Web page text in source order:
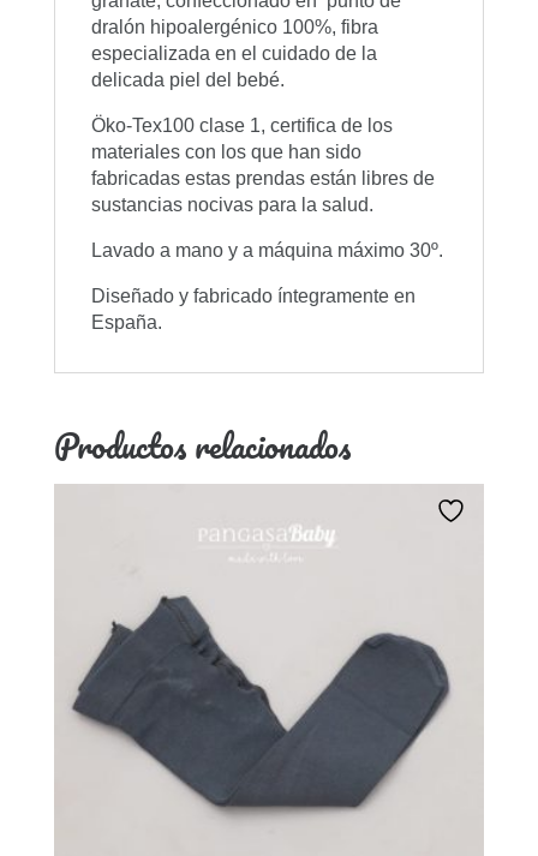
dralón hipoalergénico 100%, fibra
especializada en el cuidado de la
delicada piel del bebé.
Öko-Tex100 clase 1, certifica de los
materiales con los que han sido
fabricadas estas prendas están libres de
sustancias nocivas para la salud.
Lavado a mano y a máquina máximo 30º.
Diseñado y fabricado íntegramente en
España.
Productos relacionados